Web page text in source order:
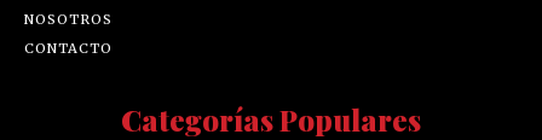
NOSOTROS
CONTACTO
Categorías Populares